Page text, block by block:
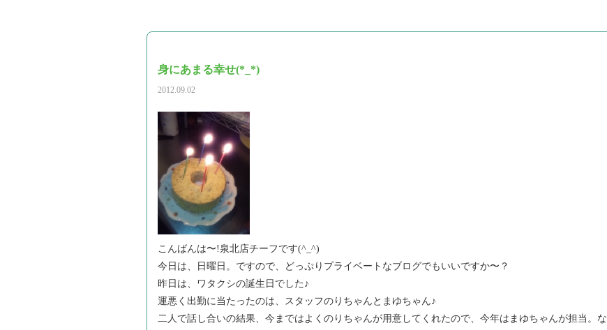
身にあまる幸せ(*_*)
2012.09.02
こんばんは〜!泉北店チーフです(^_^)
今日は、日曜日。ですので、どっぷりプライベートなブログでもいいですか〜？
昨日は、ワタクシの誕生日でした♪
運悪く出勤に当たったのは、スタッフのりちゃんとまゆちゃん♪
二人で話し合いの結果、今まではよくのりちゃんが用意してくれたので、今年はまゆちゃんが担当。な